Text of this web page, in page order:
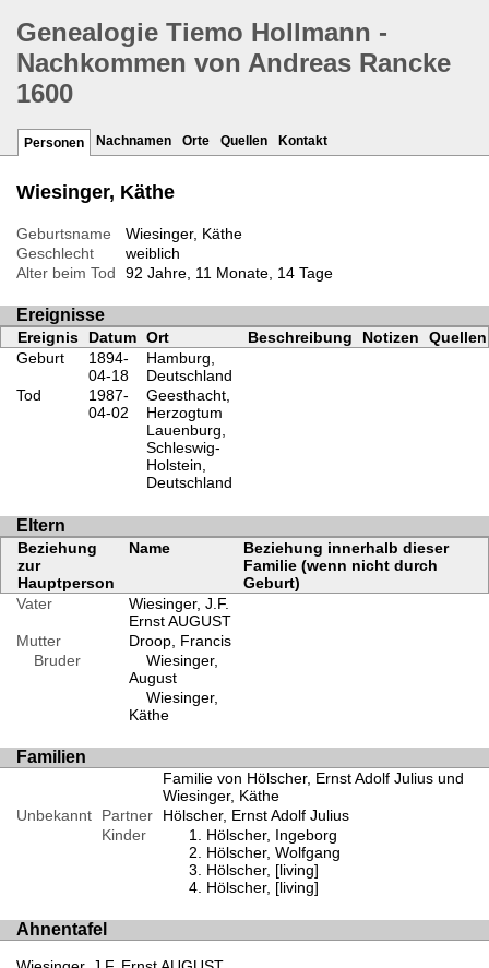
Genealogie Tiemo Hollmann -
Nachkommen von Andreas Rancke
1600
Personen Nachnamen Orte Quellen Kontakt
Wiesinger, Käthe
Geburtsname
Wiesinger, Käthe
Geschlecht
weiblich
Alter beim Tod
92 Jahre, 11 Monate, 14 Tage
Ereignisse
Ereignis Datum Ort Beschreibung Notizen
Quellen
Geburt
1894-
04-18
Hamburg,
Deutschland
Tod
1987-
04-02
Geesthacht,
Herzogtum
Lauenburg,
Schleswig-
Holstein,
Deutschland
Eltern
Beziehung
zur
Hauptperson
Name
Beziehung innerhalb dieser
Familie (wenn nicht durch
Geburt)
Vater
Wiesinger, J.F.
Ernst AUGUST
Mutter
Droop, Francis
Bruder
Wiesinger,
August
Wiesinger,
Käthe
Familien
Familie von Hölscher, Ernst Adolf Julius und
Wiesinger, Käthe
Unbekannt
Partner
Hölscher, Ernst Adolf Julius
Kinder
Hölscher, Ingeborg
Hölscher, Wolfgang
Hölscher, [living]
Hölscher, [living]
Ahnentafel